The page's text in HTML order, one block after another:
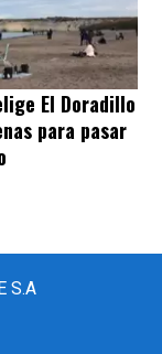
El Doradillo
para pasar
S.A